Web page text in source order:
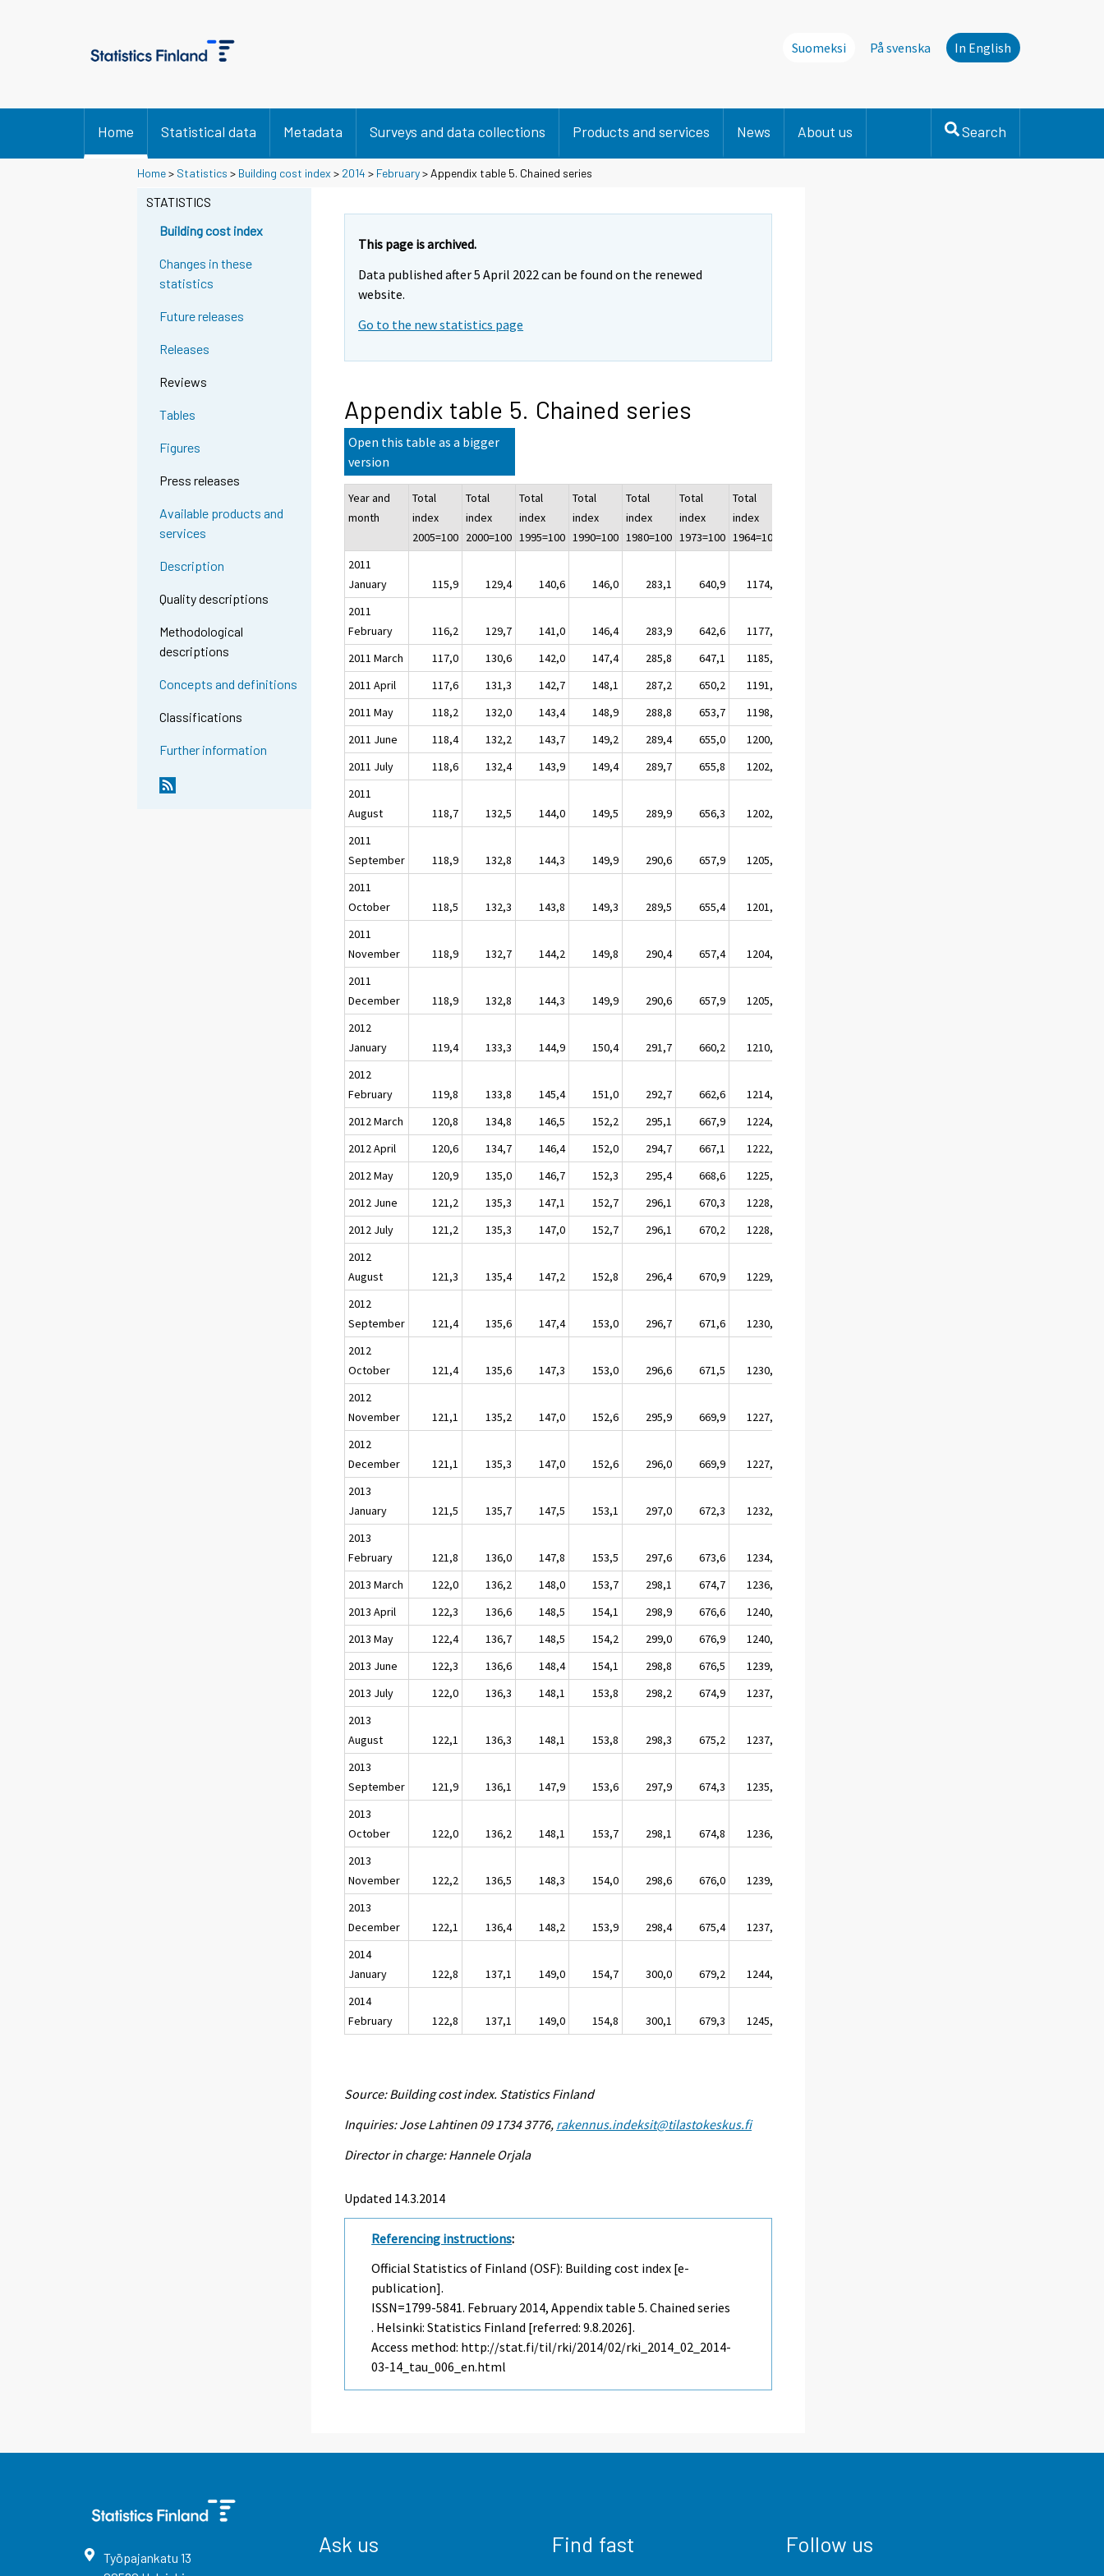
Suomeksi På svenska In English
Home Statistical data Metadata Surveys and data collections Products and services News About us Search
Home> Statistics > Building cost index > 2014 > February> Appendix table 5. Chained series
STATISTICS
Building cost index
Changes in these
statistics
Future releases
Releases
Reviews
Tables
Figures
Press releases
Available products and
services
Description
Quality descriptions
Methodological
descriptions
Concepts and definitions
Classifications
Further information
This page is archived.
Data published after 5 April 2022 can be found on the renewed
website.
Go to the new statistics page
Appendix table 5. Chained series
Open this table as a bigger
version
Year and
month
Total
index
2005=100
Total
index
2000=100
Total
index
1995=100
Total
index
1990=100
Total
index
1980=100
Total
index
1973=100
Total
index
1964=100
2011
January
115,9 129,4 140,6 146,0 283,1 640,9 1174,7
2011
February
116,2 129,7 141,0 146,4 283,9 642,6 1177,9
2011 March
117,0 130,6 142,0 147,4 285,8 647,1 1185,9
2011 April
117,6 131,3 142,7 148,1 287,2 650,2 1191,8
2011 May
118,2 132,0 143,4 148,9 288,8 653,7 1198,1
2011 June
118,4 132,2 143,7 149,2 289,4 655,0 1200,6
2011 July
118,6 132,4 143,9 149,4 289,7 655,8 1202,0
2011
August
118,7 132,5 144,0 149,5 289,9 656,3 1202,9
2011
September
118,9 132,8 144,3 149,9 290,6 657,9 1205,8
2011
October
118,5 132,3 143,8 149,3 289,5 655,4 1201,2
2011
November
118,9 132,7 144,2 149,8 290,4 657,4 1204,9
2011
December
118,9 132,8 144,3 149,9 290,6 657,9 1205,8
2012
January
119,4 133,3 144,9 150,4 291,7 660,2 1210,1
2012
February
119,8 133,8 145,4 151,0 292,7 662,6 1214,5
2012 March
120,8 134,8 146,5 152,2 295,1 667,9 1224,2
2012 April
120,6 134,7 146,4 152,0 294,7 667,1 1222,6
2012 May
120,9 135,0 146,7 152,3 295,4 668,6 1225,4
2012 June
121,2 135,3 147,1 152,7 296,1 670,3 1228,5
2012 July
121,2 135,3 147,0 152,7 296,1 670,2 1228,3
2012
August
121,3 135,4 147,2 152,8 296,4 670,9 1229,6
2012
September
121,4 135,6 147,4 153,0 296,7 671,6 1230,9
2012
October
121,4 135,6 147,3 153,0 296,6 671,5 1230,7
2012
November
121,1 135,2 147,0 152,6 295,9 669,9 1227,7
2012
December
121,1 135,3 147,0 152,6 296,0 669,9 1227,9
2013
January
121,5 135,7 147,5 153,1 297,0 672,3 1232,1
2013
February
121,8 136,0 147,8 153,5 297,6 673,6 1234,6
2013 March
122,0 136,2 148,0 153,7 298,1 674,7 1236,7
2013 April
122,3 136,6 148,5 154,1 298,9 676,6 1240,1
2013 May
122,4 136,7 148,5 154,2 299,0 676,9 1240,6
2013 June
122,3 136,6 148,4 154,1 298,8 676,5 1239,9
2013 July
122,0 136,3 148,1 153,8 298,2 674,9 1237,0
2013
August
122,1 136,3 148,1 153,8 298,3 675,2 1237,6
2013
September
121,9 136,1 147,9 153,6 297,9 674,3 1235,8
2013
October
122,0 136,2 148,1 153,7 298,1 674,8 1236,8
2013
November
122,2 136,5 148,3 154,0 298,6 676,0 1239,0
2013
December
122,1 136,4 148,2 153,9 298,4 675,4 1237,9
2014
January
122,8 137,1 149,0 154,7 300,0 679,2 1244,8
2014
February
122,8 137,1 149,0 154,8 300,1 679,3 1245,1
Source: Building cost index. Statistics Finland
Inquiries: Jose Lahtinen 09 1734 3776, rakennus.indeksit@tilastokeskus.fi
Director in charge: Hannele Orjala
Updated 14.3.2014
Referencing instructions:
Official Statistics of Finland (OSF): Building cost index [e-
publication].
ISSN=1799-5841. February2014, Appendix table 5. Chained series
. Helsinki: Statistics Finland [referred: 9.8.2026].
Access method: http://stat.fi/til/rki/2014/02/rki_2014_02_2014-
03-14_tau_006_en.html
Työpajankatu 13
Ask us Find fast Follow us